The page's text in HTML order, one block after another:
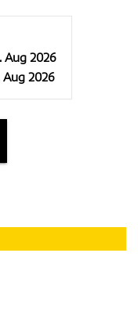
Aug 2026
Aug 2026